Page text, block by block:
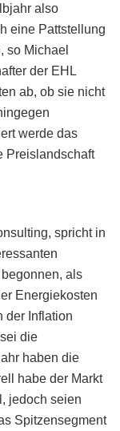
also
eine Pattstellung
so Michael
der EHL
ab, ob sie nicht
werde das
Preislandschaft
spricht in
begonnen, als
Energiekosten
der Inflation
die
haben die
habe der Markt
jedoch seien
Spitzensegment